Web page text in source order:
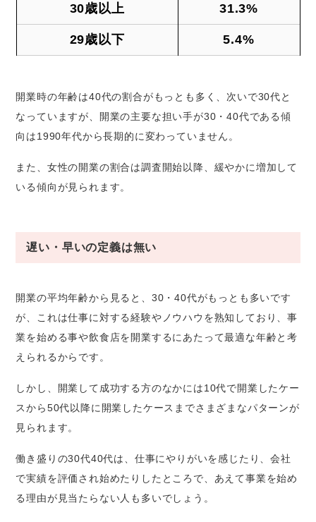
30歳以上 31.3%
29歳以下 5.4%
開業時の年齢は40代の割合がもっとも多く、次いで30代と
なっていますが、開業の主要な担い手が30・40代である傾
向は1990年代から長期的に変わっていません。
また、女性の開業の割合は調査開始以降、緩やかに増加して
いる傾向が見られます。
遅い・早いの定義は無い
開業の平均年齢から見ると、30・40代がもっとも多いです
が、これは仕事に対する経験やノウハウを熟知しており、事
業を始める事や飲食店を開業するにあたって最適な年齢と考
えられるからです。
しかし、開業して成功する方のなかには10代で開業したケー
スから50代以降に開業したケースまでさまざまなパターンが
見られます。
働き盛りの30代40代は、仕事にやりがいを感じたり、会社
で実績を評価され始めたりしたところで、あえて事業を始め
る理由が見当たらない人も多いでしょう。